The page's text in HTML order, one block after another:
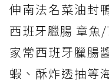
伸南法名菜油封
西班牙臘腸 章魚
家常西班牙臘腸
蝦、酥炸透抽等